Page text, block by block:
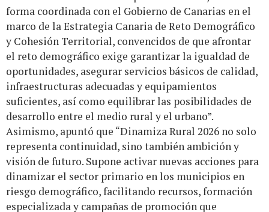
forma coordinada con el Gobierno de Canarias en el
marco de la Estrategia Canaria de Reto Demográfico
y Cohesión Territorial, convencidos de que afrontar
el reto demográfico exige garantizar la igualdad de
oportunidades, asegurar servicios básicos de calidad,
infraestructuras adecuadas y equipamientos
suficientes, así como equilibrar las posibilidades de
desarrollo entre el medio rural y el urbano”.
Asimismo, apuntó que “Dinamiza Rural 2026 no solo
representa continuidad, sino también ambición y
visión de futuro. Supone activar nuevas acciones para
dinamizar el sector primario en los municipios en
riesgo demográfico, facilitando recursos, formación
especializada y campañas de promoción que